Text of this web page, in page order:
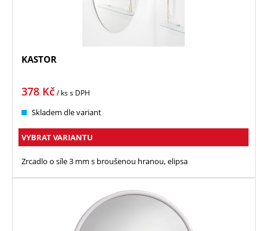
KASTOR
378 Kč/ kss DPH
Skladem dle variant
VYBRAT VARIANTU
Zrcadlo o síle 3 mm s broušenou hranou, elipsa